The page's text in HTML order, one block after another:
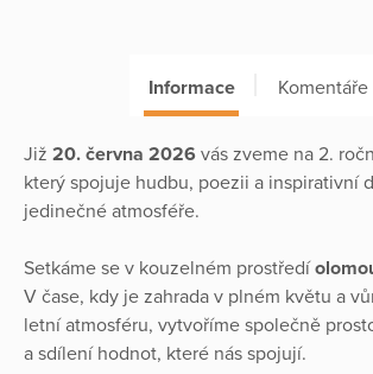
Informace Komentáře
Již 20. června 2026 vás zveme na 2.
který spojuje hudbu, poezii a inspirativní
jedinečné atmosféře.
Setkáme se v kouzelném prostředí
V čase, kdy je zahrada v plném květu a
letní atmosféru, vytvoříme společně
a sdílení hodnot, které nás spojují.